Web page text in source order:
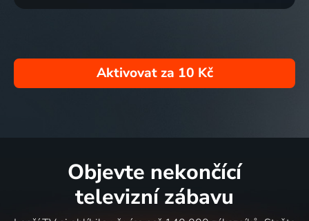
Aktivovat za 10 Kč
Objevte nekončící
televizní zábavu